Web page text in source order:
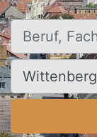
Beruf,
Ort, Stadt